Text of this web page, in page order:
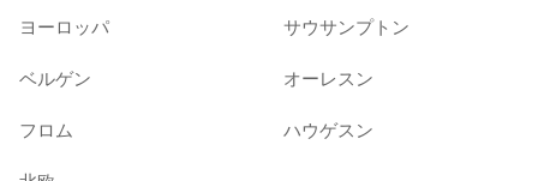
ヨーロッパ サウサンプトン
ベルゲン オーレスン
フロム ハウゲスン